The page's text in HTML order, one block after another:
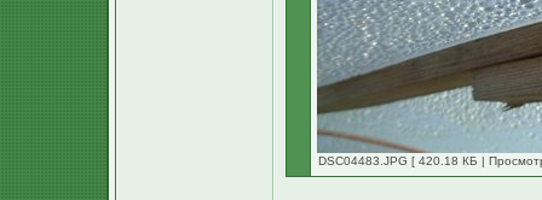
DSC04483.JPG [ 420.18 КБ |